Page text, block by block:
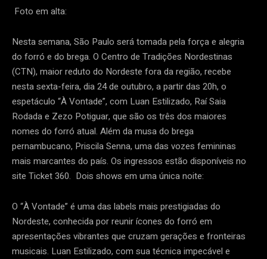
Foto em alta:
Nesta semana, São Paulo será tomada pela força e alegria
do forró e do brega. O Centro de Tradições Nordestinas
(CTN), maior reduto do Nordeste fora da região, recebe
nesta sexta-feira, dia 24 de outubro, a partir das 20h, o
espetáculo “À Vontade”, com Luan Estilizado, Raí Saia
Rodada e Zezo Potiguar, que são os três dos maiores
nomes do forró atual. Além da musa do brega
pernambucano, Priscila Senna, uma das vozes femininas
mais marcantes do país. Os ingressos estão disponíveis no
site Ticket 360. Dois shows em uma única noite:
O “À Vontade” é uma das labels mais prestigiadas do
Nordeste, conhecida por reunir ícones do forró em
apresentações vibrantes que cruzam gerações e fronteiras
musicais. Luan Estilizado, com sua técnica impecável e